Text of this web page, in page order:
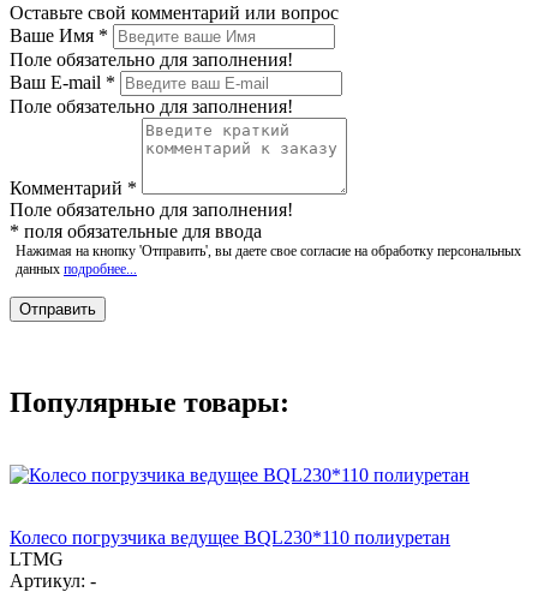
Оставьте свой комментарий или вопрос
Ваше Имя *
Поле обязательно для заполнения!
Ваш E-mail *
Поле обязательно для заполнения!
Комментарий *
Поле обязательно для заполнения!
* поля обязательные для ввода
Нажимая на кнопку 'Отправить', вы даете свое согласие на обработку персональных
данных подробнее...
Популярные товары:
Колесо погрузчика ведущее BQL230*110 полиуретан
LTMG
Артикул: -